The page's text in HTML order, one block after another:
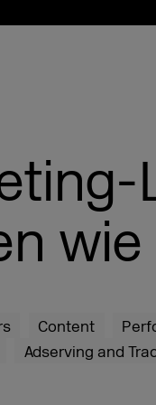
Content
Adserving and